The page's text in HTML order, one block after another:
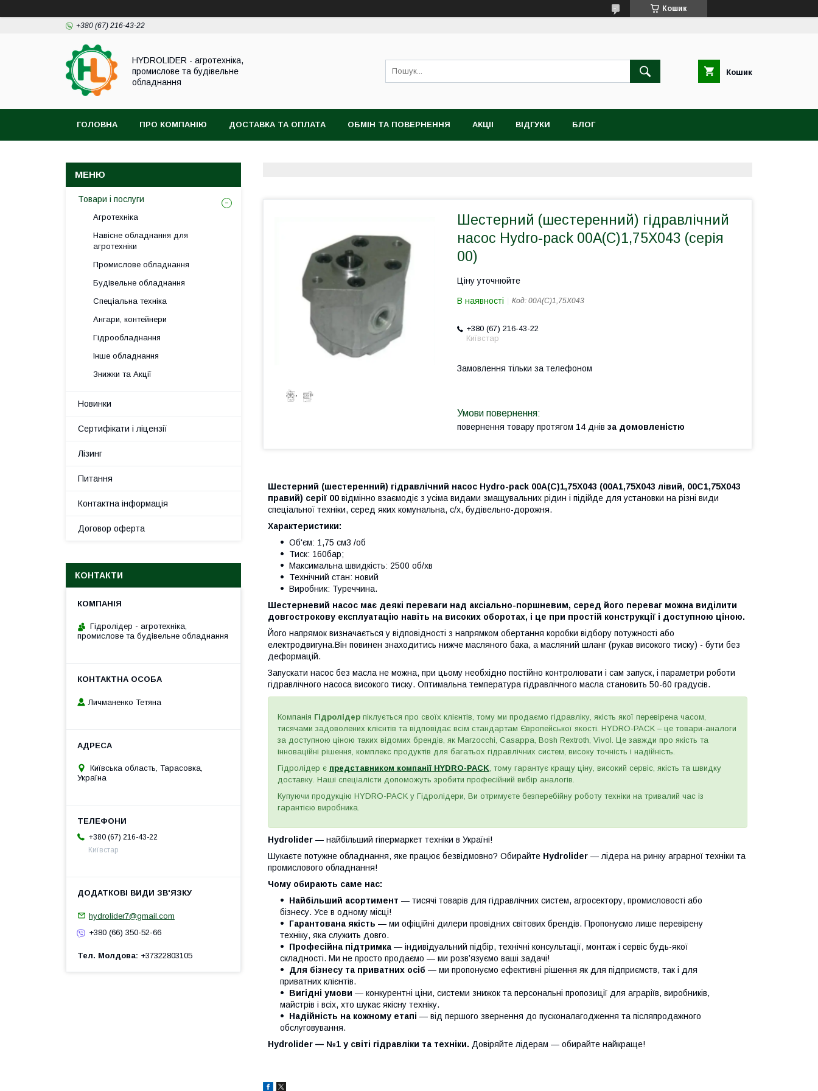
Кошик
+380 (67) 216-43-22
HYDROLIDER - агротехніка,
промислове та будівельне
обладнання
Кошик
ГОЛОВНА ПРО КОМПАНІЮ ДОСТАВКА ТА ОПЛАТА ОБМІН ТА ПОВЕРНЕННЯ АКЦІІ ВІДГУКИ БЛОГ
Шестерний (шестеренний) гідравлічний
насос Hydro-pack 00A(C)1,75X043 (серія
00)
Ціну уточнюйте
В наявності Код: 00A(C)1,75X043
+380 (67) 216-43-22
Київстар
Замовлення тільки за телефоном
повернення товару протягом 14 днів за домовленістю
Шестерний (шестеренний) гідравлічний насос Hydro-pack 00A(C)1,75X043 (00A1,75X043 лівий, 00C1,75X043
правий) серії 00 відмінно взаємодіє з усіма видами змащувальних рідин і підійде для установки на різні види
спеціальної техніки, серед яких комунальна, с/х, будівельно-дорожня.
Характеристики:
Об'єм: 1,75 см3 /об
Тиск: 160бар;
Максимальна швидкість: 2500 об/хв
Технічний стан: новий
Виробник: Туреччина.
Шестерневий насос має деякі переваги над аксіально-поршневим, серед його переваг можна виділити
довгострокову експлуатацію навіть на високих оборотах, і це при простій конструкції і доступною ціною.
Його напрямок визначається у відповідності з напрямком обертання коробки відбору потужності або
електродвигуна.Він повинен знаходитись нижче масляного бака, а масляний шланг (рукав високого тиску) - бути без
деформацій.
Запускати насос без масла не можна, при цьому необхідно постійно контролювати і сам запуск, і параметри роботи
гідравлічного насоса високого тиску. Оптимальна температура гідравлічного масла становить 50-60 градусів.
Компанія Гідролідер піклується про своїх клієнтів, тому ми продаємо гідравліку, якість якої перевірена часом,
тисячами задоволених клієнтів та відповідає всім стандартам Європейської якості. HYDRO-PACK – це товари-аналоги
за доступною ціною таких відомих брендів, як Marzocchi, Casappa, Bosh Rextroth, Vivol. Це завжди про якість та
інноваційні рішення, комплекс продуктів для багатьох гідравлічних систем, високу точність і надійність.
Гідролідер є представником компанії HYDRO-PACK, тому гарантує кращу ціну, високий сервіс, якість та швидку
доставку. Наші спеціалісти допоможуть зробити професійний вибір аналогів.
Купуючи продукцію HYDRO-PACK у Гідролідери, Ви отримуєте безперебійну роботу техніки на тривалий час із
гарантією виробника.
Hydrolider — найбільший гіпермаркет техніки в Україні!
Шукаєте потужне обладнання, яке працює безвідмовно? Обирайте Hydrolider — лідера на ринку аграрної техніки та
промислового обладнання!
Чому обирають саме нас:
Найбільший асортимент — тисячі товарів для гідравлічних систем, агросектору, промисловості або
бізнесу. Усе в одному місці!
Гарантована якість — ми офіційні дилери провідних світових брендів. Пропонуємо лише перевірену
техніку, яка служить довго.
Професійна підтримка — індивідуальний підбір, технічні консультації, монтаж і сервіс будь-якої
складності. Ми не просто продаємо — ми розв’язуємо ваші задачі!
Для бізнесу та приватних осіб — ми пропонуємо ефективні рішення як для підприємств, так і для
приватних клієнтів.
Вигідні умови — конкурентні ціни, системи знижок та персональні пропозиції для аграріїв, виробників,
майстрів і всіх, хто шукає якісну техніку.
Надійність на кожному етапі — від першого звернення до пусконалагодження та післяпродажного
обслуговування.
Hydrolider — №1 у світі гідравліки та техніки. Довіряйте лідерам — обирайте найкраще!
Товари і послуги
Агротехніка
Навісне обладнання для
агротехніки
Промислове обладнання
Будівельне обладнання
Спеціальна техніка
Ангари, контейнери
Гідрообладнання
Інше обладнання
Знижки та Акції
Новинки
Сертифікати і ліцензії
Лізинг
Питання
Контактна інформація
Договор оферта
КОНТАКТИ
Гідролідер - агротехніка,
промислове та будівельне обладнання
Личманенко Тетяна
Київська область, Тарасовка,
Україна
+380 (67) 216-43-22
Київстар
hydrolider7@gmail.com
+380 (66) 350-52-66
Тел. Молдова +37322803105